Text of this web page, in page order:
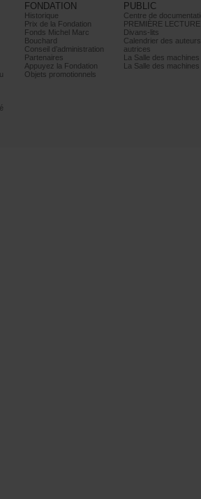
FONDATION
Historique
PrixdelaFondation
FondsMichelMarc
Bouchard
Conseild’administration
Partenaires
AppuyezlaFondation
Objetspromotionnels
PUBLIC
PREMIÈRELECTURE
Divans-lits
autrices